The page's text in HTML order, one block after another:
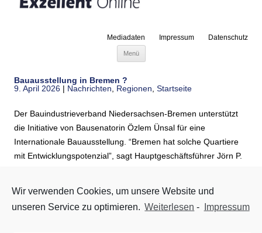
Mediadaten Impressum Datenschutz
Menü
Bauausstellung in Bremen ?
9. April 2026 | Nachrichten Regionen Startseite
Der Bauindustrieverband Niedersachsen-Bremen unterstützt
die Initiative von Bausenatorin Özlem Ünsal für eine
Internationale Bauausstellung. “Bremen hat solche Quartiere
mit Entwicklungspotenzial”, sagt Hauptgeschäftsführer Jörn P.
Zugleich mahnt der Verband realistische Erwartungen an.
Wir verwenden Cookies, um unsere Website und
unseren Service zu optimieren. Weiterlesen - Impressum